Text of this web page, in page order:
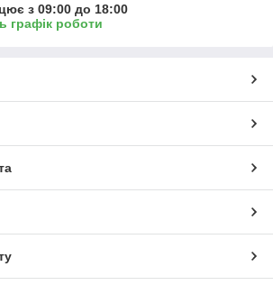
з 09:00 до 18:00
графік роботи